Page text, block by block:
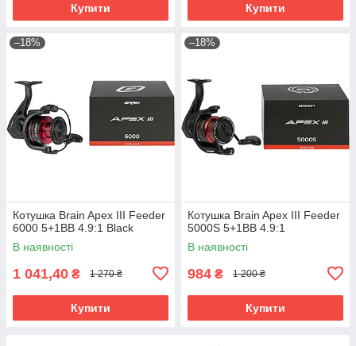
Купити Купити
–18%
Котушка Brain Apex III Feeder
6000 5+1BB 4.9:1 Black
В наявності
1 041,40 ₴ 1 270 ₴
Купити
–18%
Котушка Brain Apex III Feeder
5000S 5+1BB 4.9:1
В наявності
984 ₴ 1 200 ₴
Купити